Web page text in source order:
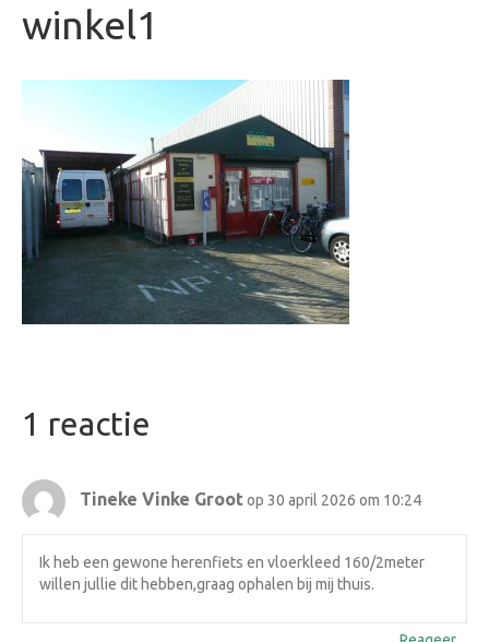
winkel1
1 reactie
Tineke Vinke Groot op 30 april 2026 om 10:24
Ik heb een gewone herenfiets en vloerkleed 160/2meter
willen jullie dit hebben,graag ophalen bij mij thuis.